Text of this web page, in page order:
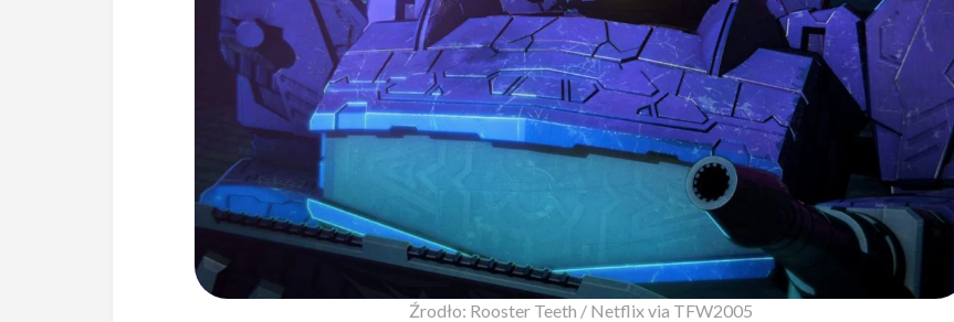
Źrodło: Rooster Teeth / Netflix via TFW2005